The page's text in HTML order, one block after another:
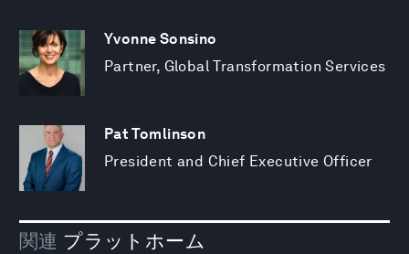
Yvonne Sonsino
Partner, Global Transformation Services
Pat Tomlinson
President and Chief Executive Officer
関連 プラットホーム